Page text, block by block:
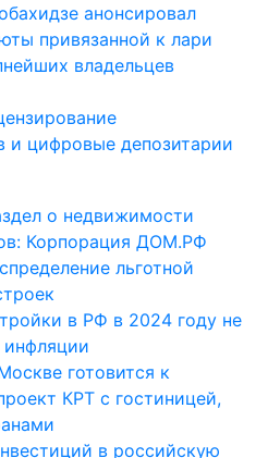
анонсировал
привязанной к лари
владельцев
и цифровые депозитарии
Корпорация ДОМ.РФ
льготной
в РФ в 2024 году не
инфляции
готовится к
КРТ с гостиницей,
в российскую